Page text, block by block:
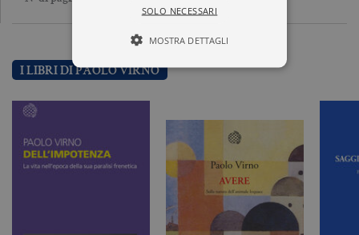
I LIBRI DI PAOLO VIRNO
SOLO NECESSARI
MOSTRA DETTAGLI
Tecnici ed equiparati
Profilazione
I cookie tecnici sono strettamente
necessari, consentono la funzionalità
del sito Web principale come l'accesso
degli utenti e la gestione dell'account. Il
correttamente senza i cookie
strettamente necessari. Col rispetto